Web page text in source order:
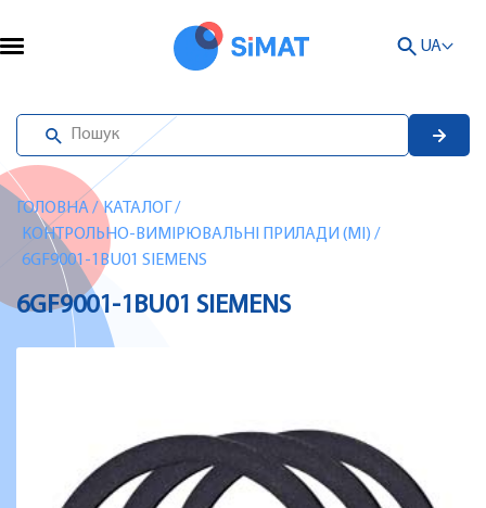
UA
ГОЛОВНА/ КАТАЛОГ /
КОНТРОЛЬНО-ВИМІРЮВАЛЬНІ ПРИЛАДИ (MI) /
6GF9001-1BU01 SIEMENS
6GF9001-1BU01 SIEMENS